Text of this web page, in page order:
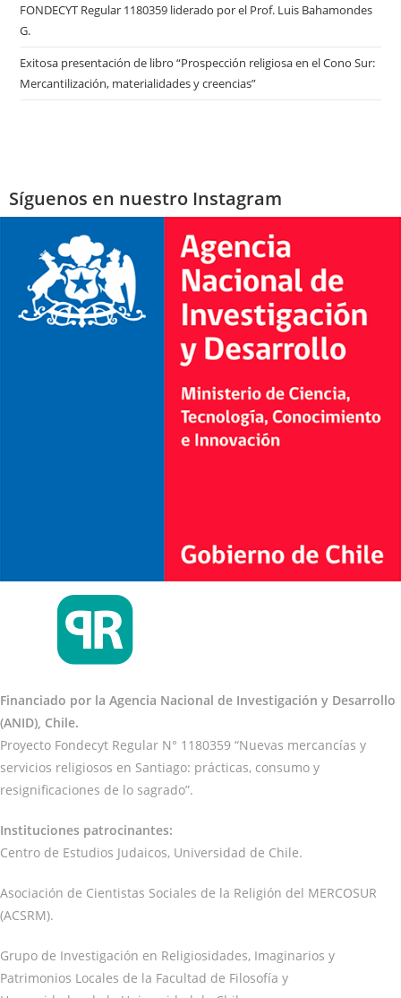
FONDECYT Regular 1180359 liderado por el Prof. Luis Bahamondes
G.
Exitosa presentación de libro “Prospección religiosa en el Cono Sur:
Mercantilización, materialidades y creencias”
Síguenos en nuestro Instagram
Financiado por la Agencia Nacional de Investigación y Desarrollo
(ANID), Chile.
Proyecto Fondecyt Regular N° 1180359 “Nuevas mercancías y
servicios religiosos en Santiago: prácticas, consumo y
resignificaciones de lo sagrado”.
Instituciones patrocinantes:
Centro de Estudios Judaicos, Universidad de Chile.
Asociación de Cientistas Sociales de la Religión del MERCOSUR
(ACSRM).
Grupo de Investigación en Religiosidades, Imaginarios y
Patrimonios Locales de la Facultad de Filosofía y